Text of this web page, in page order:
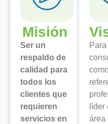
Misión
Ser un
respaldo de
calidad para
todos los
clientes que
requieren
servicios en
líder
área